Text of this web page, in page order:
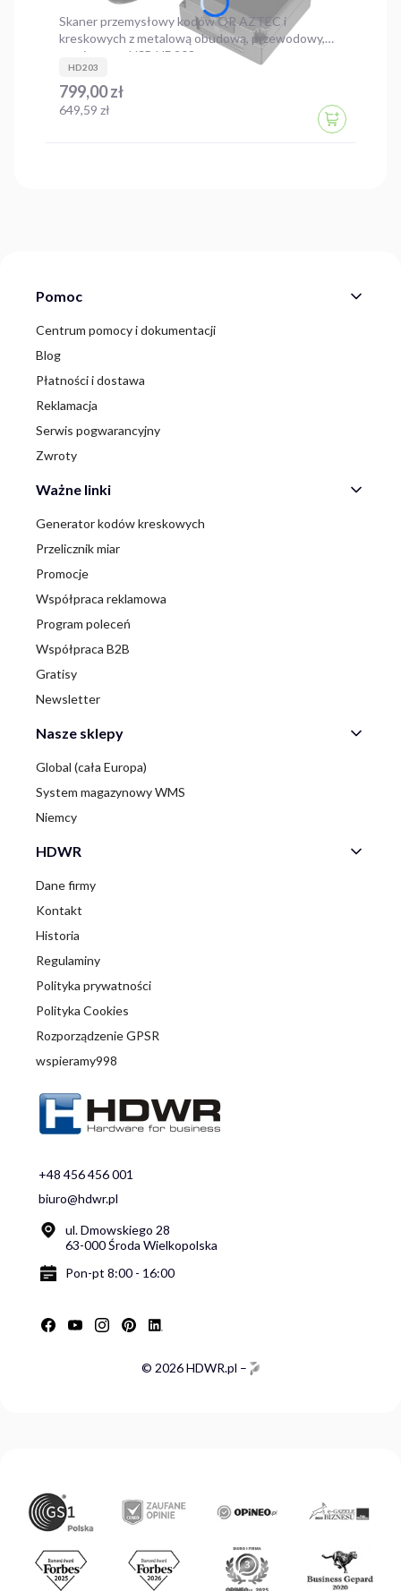
HD203
Skaner przemysłowy kodów QR AZTEC i
kreskowych z metalową obudową, przewodowy,
stacjonarny, USB HD203
Cena
799,00 zł
Cena
649,59 zł
DO
Linki w stopce
Pomoc
Centrum pomocy i dokumentacji
Blog
Płatności i dostawa
Reklamacja
Serwis pogwarancyjny
Zwroty
Ważne linki
Generator kodów kreskowych
Przelicznik miar
Promocje
Współpraca reklamowa
Program poleceń
Współpraca B2B
Gratisy
Newsletter
Nasze sklepy
Global (cała Europa)
System magazynowy WMS
Niemcy
HDWR
Dane firmy
Kontakt
Historia
Regulaminy
Polityka prywatności
Polityka Cookies
Rozporządzenie GPSR
wspieramy998
+48 456 456 001
biuro@hdwr.pl
ul. Dmowskiego 28
63-000 Środa Wielkopolska
Pon-pt 8:00 - 16:00
© 2026 HDWR.pl –